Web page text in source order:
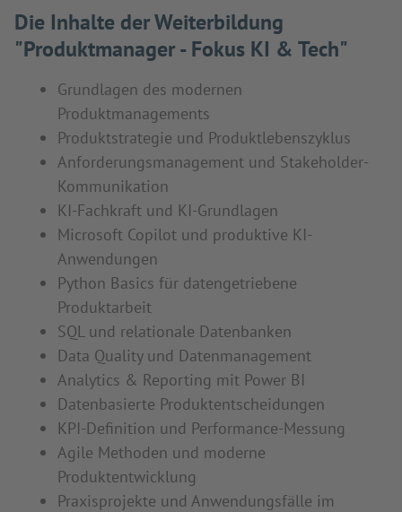
Die Inhalte der Weiterbildung
"Produktmanager - Fokus KI & Tech"
Grundlagen des modernen
Produktmanagements
Produktstrategie und Produktlebenszyklus
Anforderungsmanagement und Stakeholder-
Kommunikation
KI-Fachkraft und KI-Grundlagen
Microsoft Copilot und produktive KI-
Anwendungen
Python Basics für datengetriebene
Produktarbeit
SQL und relationale Datenbanken
Data Quality und Datenmanagement
Analytics & Reporting mit Power BI
Datenbasierte Produktentscheidungen
KPI-Definition und Performance-Messung
Agile Methoden und moderne
Produktentwicklung
Praxisprojekte und Anwendungsfälle im